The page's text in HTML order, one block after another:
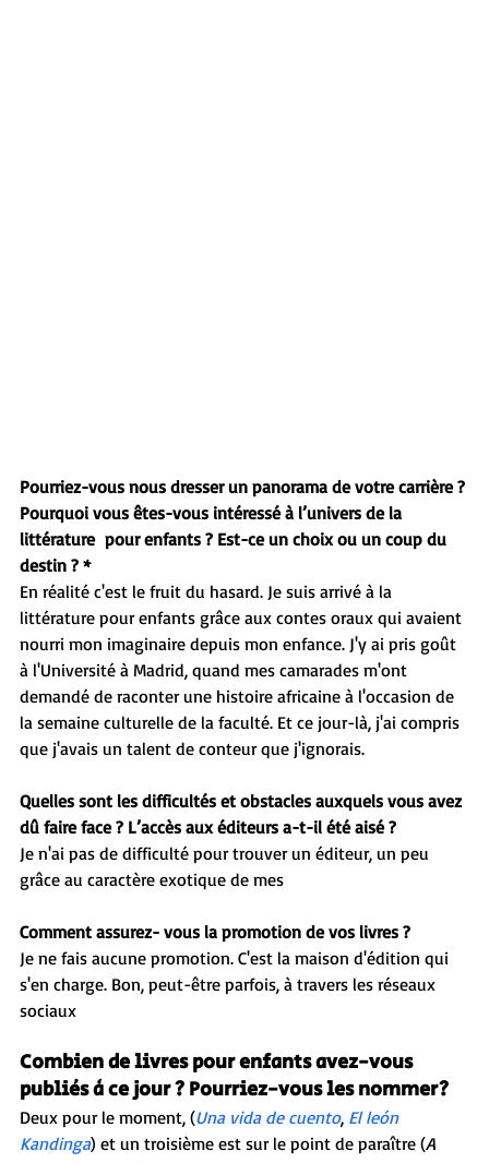
Pourriez-vous nous dresser un panorama de votre carrière ?
Pourquoi vous êtes-vous intéressé à l’univers de la
littérature  pour enfants ? Est-ce un choix ou un coup du
destin ? *
En réalité c'est le fruit du hasard. Je suis arrivé à la
littérature pour enfants grâce aux contes oraux qui avaient
nourri mon imaginaire depuis mon enfance. J'y ai pris goût
à l'Université à Madrid, quand mes camarades m'ont
demandé de raconter une histoire africaine à l'occasion de
la semaine culturelle de la faculté. Et ce jour-là, j'ai compris
que j'avais un talent de conteur que j'ignorais.
Quelles sont les difficultés et obstacles auxquels vous avez
dû faire face ? L’accès aux éditeurs a-t-il été aisé ?
Je n'ai pas de difficulté pour trouver un éditeur, un peu
grâce au caractère exotique de mes
Comment assurez- vous la promotion de vos livres ?
Je ne fais aucune promotion. C'est la maison d'édition qui
s'en charge. Bon, peut-être parfois, à travers les réseaux
sociaux
Combien de livres pour enfants avez-vous
publiés à ce jour ? Pourriez-vous les nommer?
Deux pour le moment, (Una vida de cuento, El león
Kandinga) et un troisième est sur le point de paraître (A